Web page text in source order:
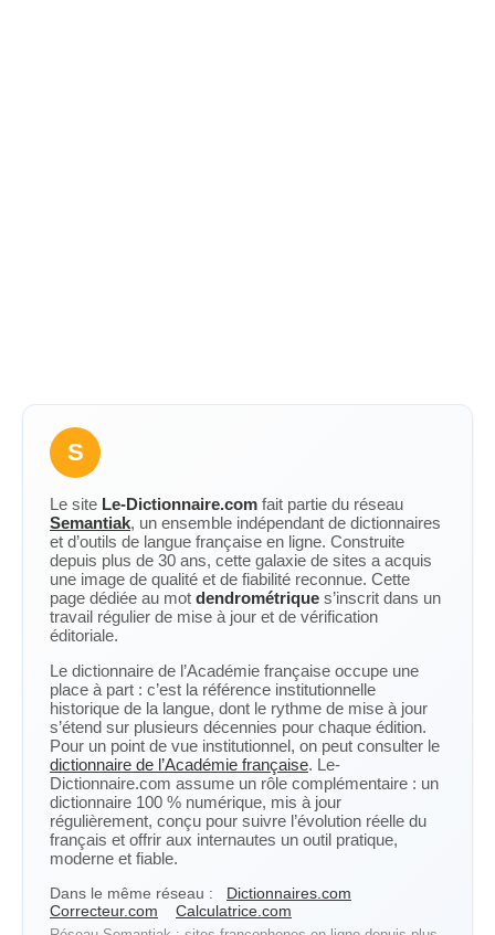
S
Le site Le-Dictionnaire.com fait partie du réseau
Semantiak, un ensemble indépendant de dictionnaires
et d’outils de langue française en ligne. Construite
depuis plus de 30 ans, cette galaxie de sites a acquis
une image de qualité et de fiabilité reconnue. Cette
page dédiée au mot dendrométrique s’inscrit dans un
travail régulier de mise à jour et de vérification
éditoriale.
Le dictionnaire de l’Académie française occupe une
place à part : c’est la référence institutionnelle
historique de la langue, dont le rythme de mise à jour
s’étend sur plusieurs décennies pour chaque édition.
Pour un point de vue institutionnel, on peut consulter le
dictionnaire de l’Académie française. Le-
Dictionnaire.com assume un rôle complémentaire : un
dictionnaire 100 % numérique, mis à jour
régulièrement, conçu pour suivre l’évolution réelle du
français et offrir aux internautes un outil pratique,
moderne et fiable.
Dans le même réseau :
Dictionnaires.com
Correcteur.com
Calculatrice.com